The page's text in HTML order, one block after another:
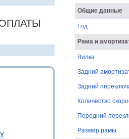
Общие данные
Год
Рама и
Вилка
Задний
Задний
Количество
Передний
Размер рамы